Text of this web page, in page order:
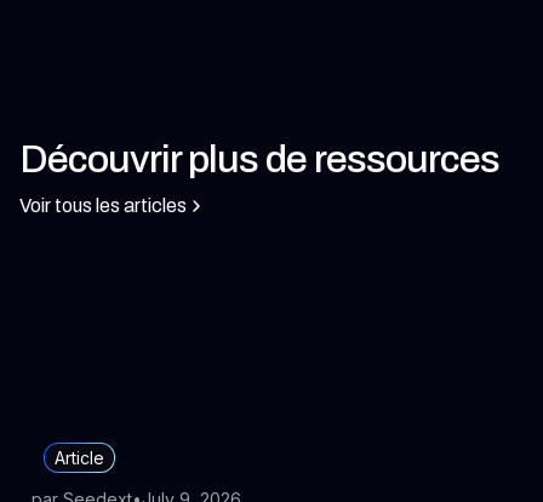
Découvrir plus de ressources
Voir tous les articles
Article